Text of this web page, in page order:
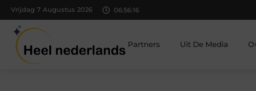
Vrijdag 7 Augustus 2026 06:56:17
Partners Uit De Media